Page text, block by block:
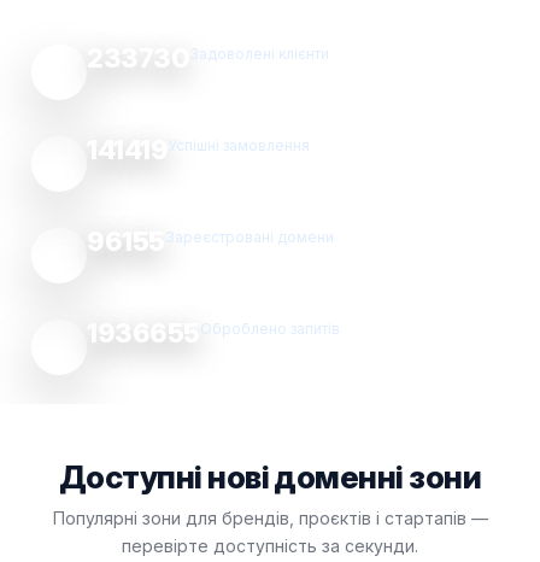
Задоволені клієнти
141419 Успішні замовлення
96155 Зареєстровані домени
1936655 Оброблено запитів
Доступні нові доменні зони
Популярні зони для брендів, проєктів і стартапів —
перевірте доступність за секунди.